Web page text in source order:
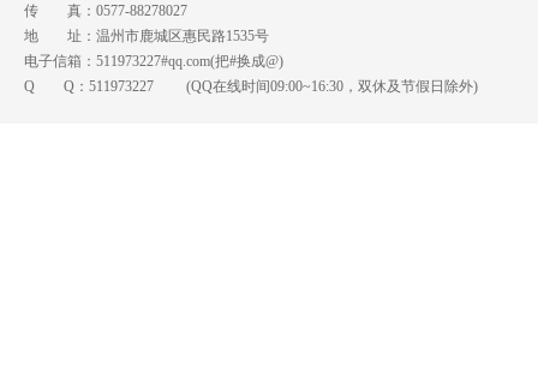
传 真：0577-88278027
地 址：温州市鹿城区惠民路1535号
电子信箱：511973227#qq.com(把#换成@)
Q Q： 511973227 (QQ在线时间09:00~16:30，双休及节假日除外)